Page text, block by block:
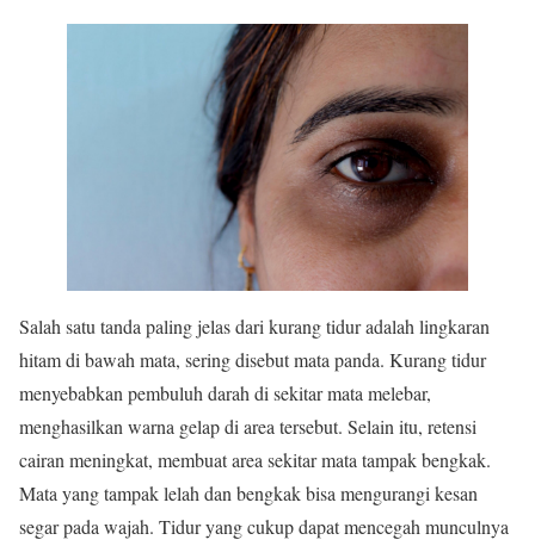
Salah satu tanda paling jelas dari kurang tidur adalah lingkaran
hitam di bawah mata, sering disebut mata panda. Kurang tidur
menyebabkan pembuluh darah di sekitar mata melebar,
menghasilkan warna gelap di area tersebut. Selain itu, retensi
cairan meningkat, membuat area sekitar mata tampak bengkak.
Mata yang tampak lelah dan bengkak bisa mengurangi kesan
segar pada wajah. Tidur yang cukup dapat mencegah munculnya